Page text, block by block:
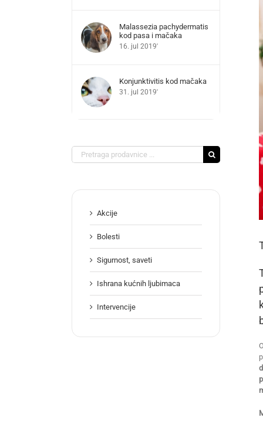
Malassezia pachydermatis
kod pasa i mačaka
16. jul 2019'
Konjunktivitis kod mačaka
31. jul 2019'
Search
for:
Akcije
Bolesti
Sigurnost, saveti
Ishrana kućnih ljubimaca
Intervencije